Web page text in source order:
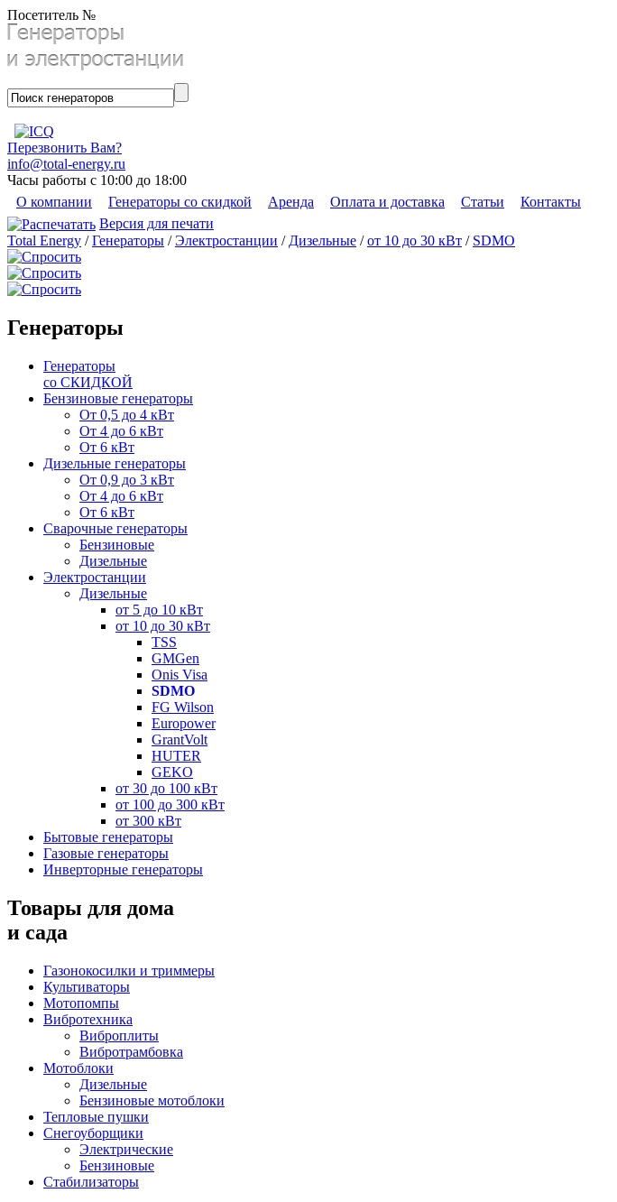
Посетитель №
Перезвонить Вам?
info@total-energy.ru
Часы работы с 10:00 до 18:00
О компании
Генераторы со скидкой Аренда Оплата и доставка Статьи
Контакты
Версия для печати
Total Energy /Генераторы /Электростанции / Дизельные /от 10 до 30 кВт / SDMO
Генераторы
Генераторы
со СКИДКОЙ
Бензиновые генераторы
От 0,5 до 4 кВт
От 4 до 6 кВт
От 6 кВт
Дизельные генераторы
От 0,9 до 3 кВт
От 4 до 6 кВт
От 6 кВт
Сварочные генераторы
Бензиновые
Дизельные
Электростанции
Дизельные
от 5 до 10 кВт
от 10 до 30 кВт
TSS
GMGen
Onis Visa
SDMO
FG Wilson
Europower
GrantVolt
HUTER
GEKO
от 30 до 100 кВт
от 100 до 300 кВт
от 300 кВт
Бытовые генераторы
Газовые генераторы
Инверторные генераторы
Товары для дома
и сада
Газонокосилки и триммеры
Культиваторы
Мотопомпы
Вибротехника
Виброплиты
Вибротрамбовка
Мотоблоки
Дизельные
Бензиновые мотоблоки
Тепловые пушки
Снегоуборщики
Электрические
Бензиновые
Стабилизаторы